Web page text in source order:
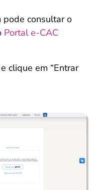
pode consultar o
Portal e-CAC
clique em “Entrar